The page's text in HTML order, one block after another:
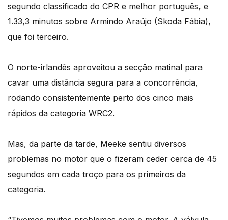
segundo classificado do CPR e melhor português, e
1.33,3 minutos sobre Armindo Araújo (Skoda Fábia),
que foi terceiro.
O norte-irlandês aproveitou a secção matinal para
cavar uma distância segura para a concorrência,
rodando consistentemente perto dos cinco mais
rápidos da categoria WRC2.
Mas, da parte da tarde, Meeke sentiu diversos
problemas no motor que o fizeram ceder cerca de 45
segundos em cada troço para os primeiros da
categoria.